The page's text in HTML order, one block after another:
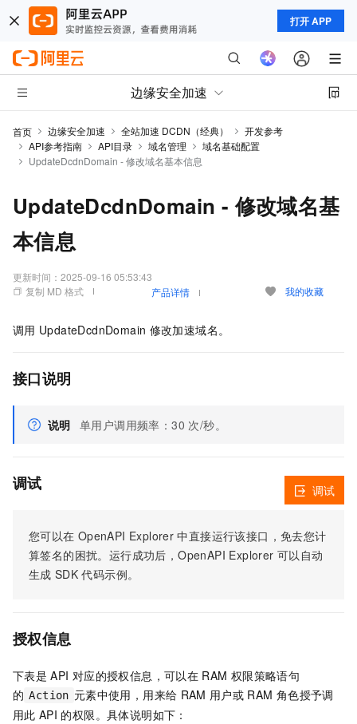
打开 APP
边缘安全加速
首页 边缘安全加速 全站加速 DCDN（经典）
开发参考
API参考指南
API目录 域名管理
域名基础配置
UpdateDcdnDomain - 修改域名基本信息
UpdateDcdnDomain - 修改域名基
本信息
更新时间： 2025-09-16 05:53:43
复制 MD 格式
产品详情 我的收藏
调用 UpdateDcdnDomain 修改加速域名。
接口说明
说明 单用户调用频率：30 次/秒。
调试
您可以在 OpenAPI Explorer 中直接运行该接口，免去您计
算签名的困扰。运行成功后，OpenAPI Explorer 可以自动
生成 SDK 代码示例。
调试
授权信息
下表是 API 对应的授权信息，可以在 RAM 权限策略语句
的 Action 元素中使用，用来给 RAM 用户或 RAM 角色授予调
用此 API 的权限。具体说明如下：